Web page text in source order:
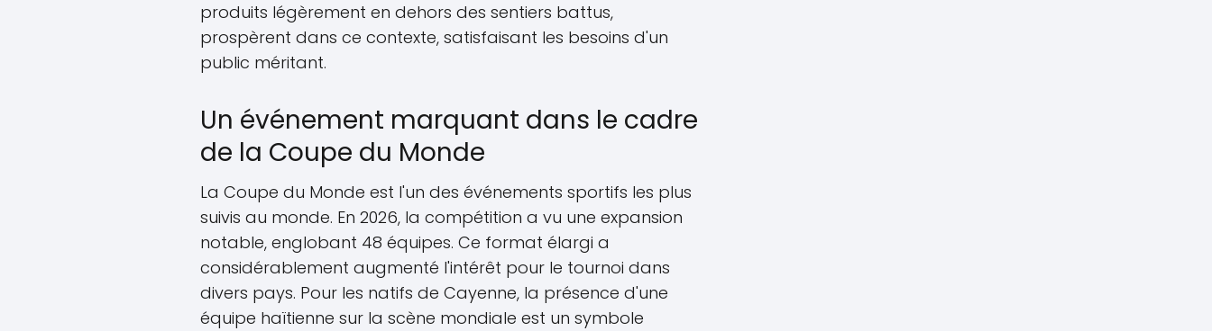
produits légèrement en dehors des sentiers battus,
prospèrent dans ce contexte, satisfaisant les besoins d'un
public méritant.
Un événement marquant dans le cadre
de la Coupe du Monde
La Coupe du Monde est l'un des événements sportifs les plus
suivis au monde. En 2026, la compétition a vu une expansion
notable, englobant 48 équipes. Ce format élargi a
considérablement augmenté l'intérêt pour le tournoi dans
divers pays. Pour les natifs de Cayenne, la présence d'une
équipe haïtienne sur la scène mondiale est un symbole